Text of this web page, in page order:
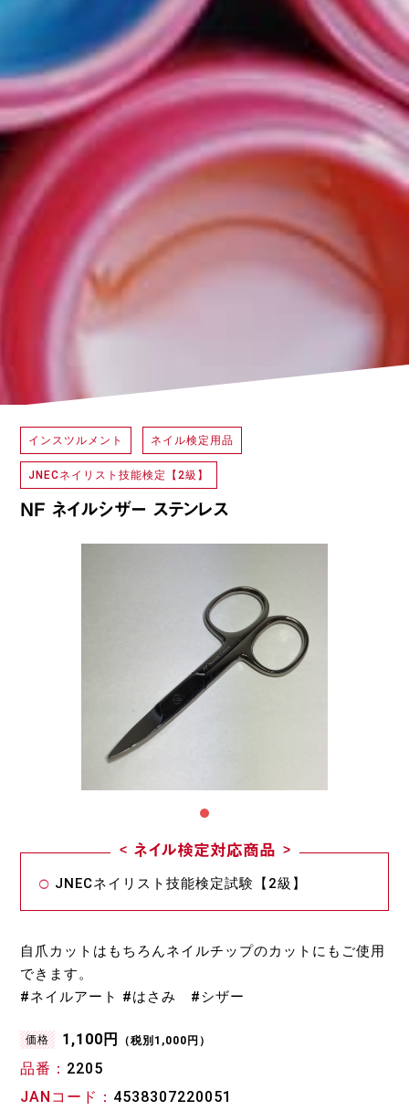
インスツルメント ネイル検定用品
JNECネイリスト技能検定【2級】
NF ネイルシザー ステンレス
ネイル検定対応商品
JNECネイリスト技能検定試験【2級】
自爪カットはもちろんネイルチップのカットにもご使用
できます。
#ネイルアート #はさみ #シザー
価格 1,100円 （税別1,000円）
品番
2205
JANコード
4538307220051